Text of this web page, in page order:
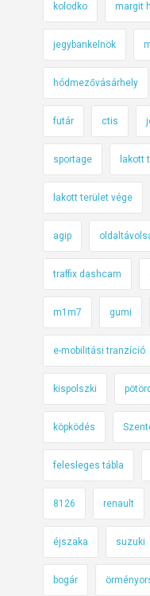
kolodko margit
jegybankelnök
hódmezővásárhely
futár ctis
sportage lakott
lakott terület vége
agip
traffix dashcam
m1m7 gumi
e-mobilitási tranzíció
kispolszki
köpködés
felesleges tábla
8126 renault
éjszaka suzuki
bogár